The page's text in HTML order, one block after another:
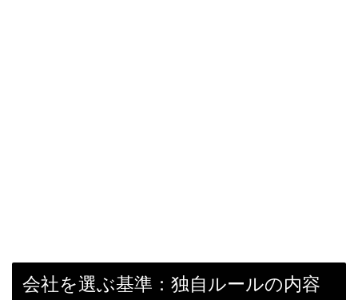
会社を選ぶ基準：独自ルールの内容